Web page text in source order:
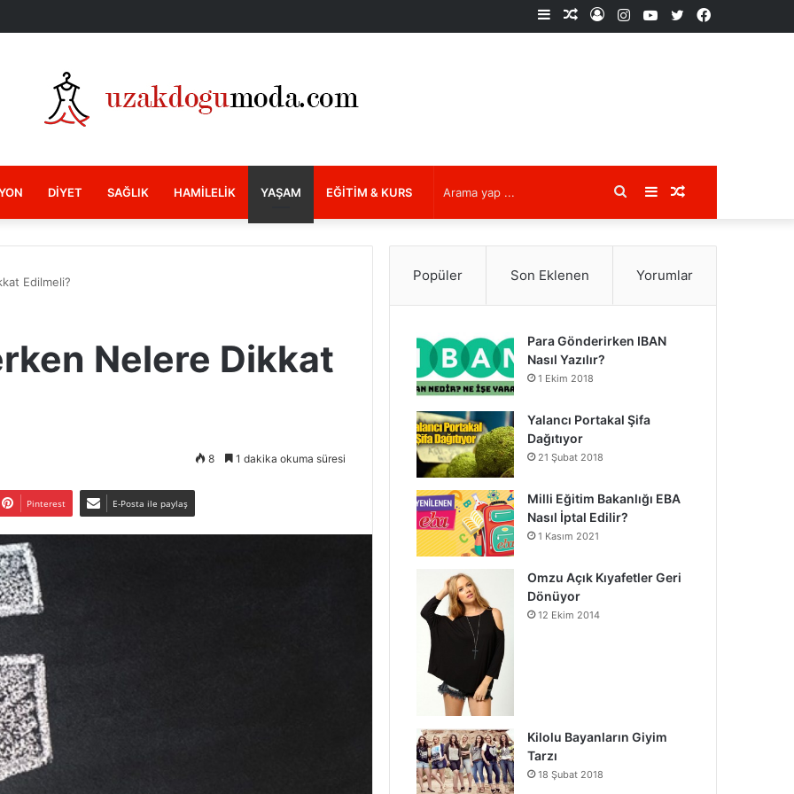
Facebook
X
YouTube
Instagram
Kayıt
Rastgele
Kenar
DIYET SAĞLIK HAMILELIK YAŞAM EĞITIM & KURS Rastgele
Makale
Kenar
Bölmesi
Arama
yap
Edilmeli?
Nelere Dikkat
8 1 dakika okuma süresi
Pinterest E-Posta ile paylaş
Popüler Son Eklenen Yorumlar
Para Gönderirken IBAN
Nasıl Yazılır?
1 Ekim 2018
Yalancı Portakal Şifa
Dağıtıyor
21 Şubat 2018
Milli Eğitim Bakanlığı EBA
Nasıl İptal Edilir?
1 Kasım 2021
Omzu Açık Kıyafetler Geri
Dönüyor
12 Ekim 2014
Kilolu Bayanların Giyim
Tarzı
18 Şubat 2018